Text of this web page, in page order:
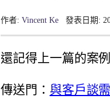
作者: Vincent Ke 發表日期:
還記得上一篇的案
傳送門： 與客戶談